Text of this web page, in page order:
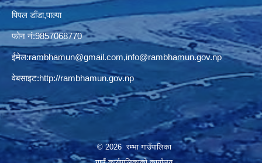
पिपल डाँडा,पाल्पा
फोन नं:9857068770
ईमेल:rambhamun@gmail.com,info@rambhamun.gov.np
वेबसाइट:http://rambhamun.gov.np
© 2026 रम्भा गाउँपालिका